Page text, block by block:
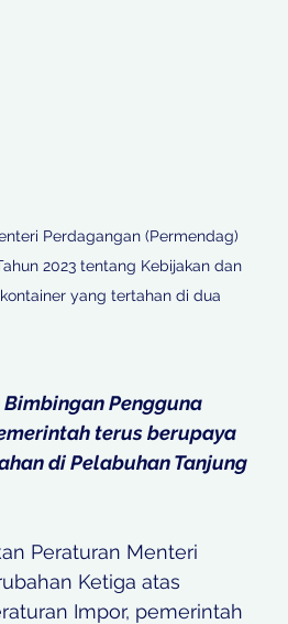
Perdagangan (Permendag)
2023 tentang Kebijakan dan
yang tertahan di dua
Pengguna
terus berupaya
di Pelabuhan Tanjung
Peraturan Menteri
Ketiga atas
Impor, pemerintah